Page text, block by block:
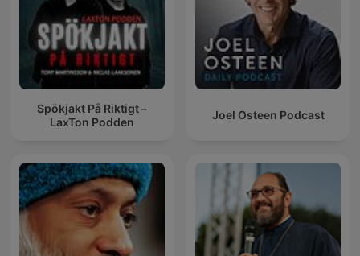
Spökjakt På Riktigt –
LaxTon Podden
Joel Osteen Podcast